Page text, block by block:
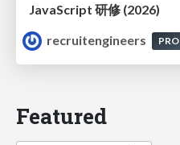
JavaScript 研修 (2026)
recruitengineers
PRO
Featured